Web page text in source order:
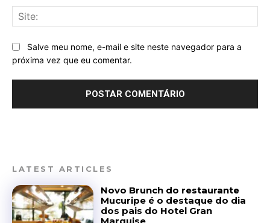
Salve meu nome, e-mail e site neste navegador para a
próxima vez que eu comentar.
LATEST ARTICLES
Novo Brunch do restaurante
Mucuripe é o destaque do dia
dos pais do Hotel Gran